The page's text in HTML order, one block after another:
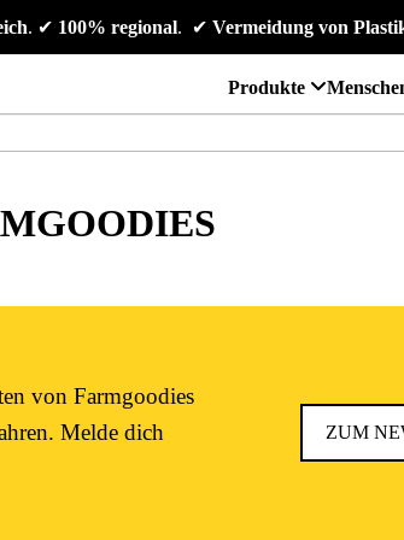
. ✔ 100% regional. ✔ Vermeidung von
Produkte
von Farmgoodies
Melde dich
ZUM